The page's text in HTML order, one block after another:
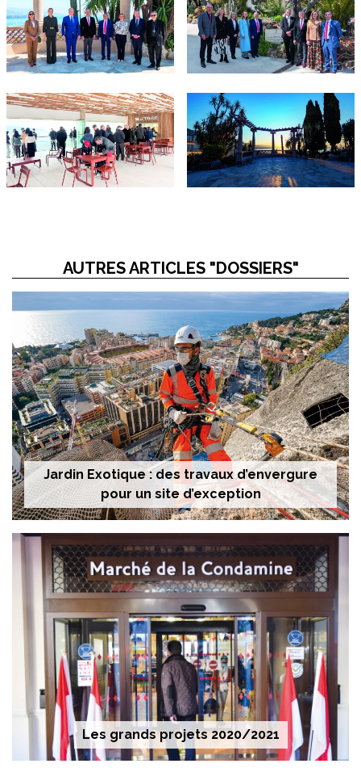
AUTRES ARTICLES "DOSSIERS"
Jardin Exotique : des travaux d’envergure
pour un site d’exception
Les grands projets 2020/2021